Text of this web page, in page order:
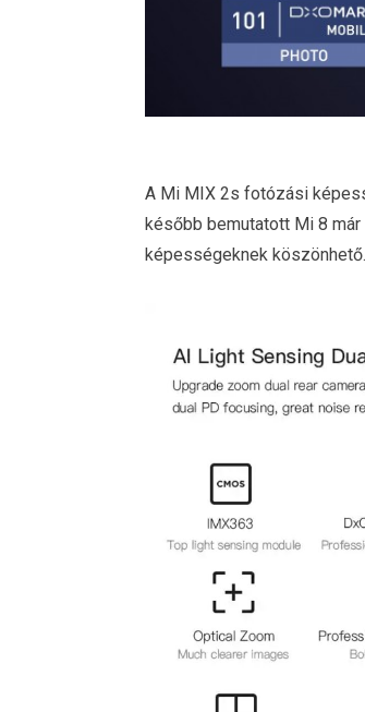
A Mi MIX 2s fotózási
később bemutatott Mi 8
képességeknek köszönhető.